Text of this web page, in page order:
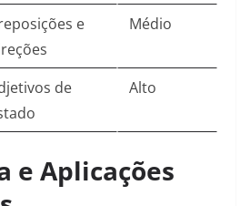
e
Médio
de
Alto
e Aplicações